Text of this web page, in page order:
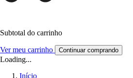
Subtotal do carrinho
Ver meu carrinho Continuar comprando
Loading...
Início